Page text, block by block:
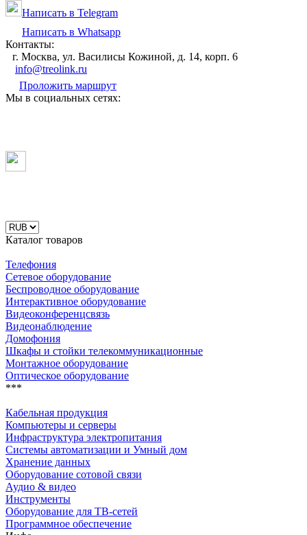
Написать в Telegram
Написать в Whatsapp
Контакты:
г. Москва, ул. Василисы Кожиной, д. 14, корп. 6
info@treolink.ru
Проложить маршрут
Мы в социальных сетях:
Каталог товаров
Телефония
Сетевое оборудование
Беспроводное оборудование
Интерактивное оборудование
Видеоконференцсвязь
Видеонаблюдение
Домофония
Шкафы и стойки телекоммуникационные
Монтажное оборудование
Оптическое оборудование
***
Кабельная продукция
Компьютеры и серверы
Инфраструктура электропитания
Системы автоматизации и Умный дом
Хранение данных
Оборудование сотовой связи
Аудио & видео
Инструменты
Оборудование для ТВ-сетей
Программное обеспечение